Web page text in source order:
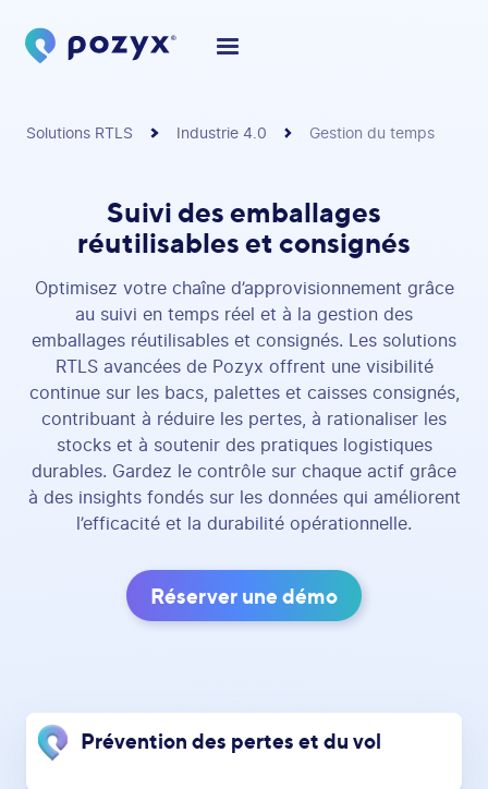
Solutions RTLS Industrie 4.0 Gestion du temps
Suivi des emballages
réutilisables et consignés
Optimisez votre chaîne d’approvisionnement grâce
au suivi en temps réel et à la gestion des
emballages réutilisables et consignés. Les solutions
RTLS avancées de Pozyx offrent une visibilité
continue sur les bacs, palettes et caisses consignés,
contribuant à réduire les pertes, à rationaliser les
stocks et à soutenir des pratiques logistiques
durables. Gardez le contrôle sur chaque actif grâce
à des insights fondés sur les données qui améliorent
l’efficacité et la durabilité opérationnelle.
Réserver une démo
Prévention des pertes et du vol